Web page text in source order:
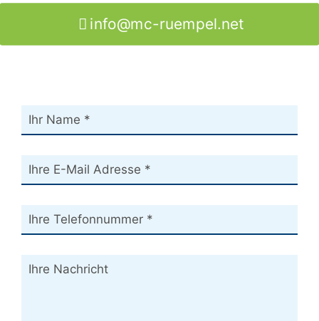
info@mc-ruempel.net